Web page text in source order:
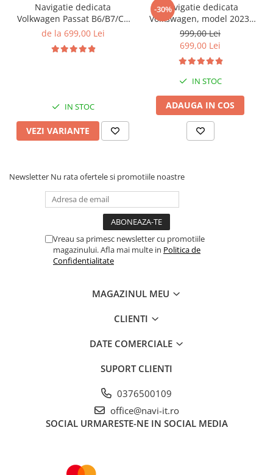
Navigatie dedicata
Volkwagen Passat B6/B7/CC
Gri, 4GB RAM 64GB ROM,
Display QLED 10", DSP,
de la 699,00 Lei
IN STOC
VEZI VARIANTE
-30%Navigatie dedicata
Volkswagen, model 2023,
4GB RAM 64GB ROM,
Quadcore, Android 14,
Display QLED 7", DSP,
Carplay&Android Auto,
Suport camere AHD
999,00 Lei
699,00 Lei
IN STOC
ADAUGA IN COS
Newsletter Nu rata ofertele si promotiile noastre
Vreau sa primesc newsletter cu promotiile
magazinului. Afla mai multe in Politica de
Confidentialitate
MAGAZINUL MEU
CLIENTI
DATE COMERCIALE
SUPORT CLIENTI
0376500109
office@navi-it.ro
SOCIAL URMARESTE-NE IN SOCIAL MEDIA